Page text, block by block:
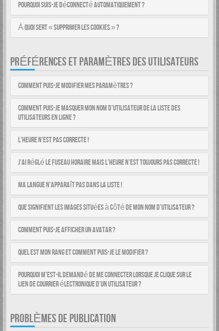
Pourquoi suis-je déconnecté automatiquement ?
À quoi sert « Supprimer les cookies » ?
PRÉFÉRENCES ET PARAMÈTRES DES UTILISATEURS
Comment puis-je modifier mes paramètres ?
Comment puis-je masquer mon nom d’utilisateur de la liste des
utilisateurs en ligne ?
L’heure n’est pas correcte !
J’ai réglé le fuseau horaire mais l’heure n’est toujours pas correcte !
Ma langue n’apparaît pas dans la liste !
Que signifient les images situées à côté de mon nom d’utilisateur ?
Comment puis-je afficher un avatar ?
Quel est mon rang et comment puis-je le modifier ?
Pourquoi m’est-il demandé de me connecter lorsque je clique sur le
lien de courrier électronique d’un utilisateur ?
PROBLÈMES DE PUBLICATION